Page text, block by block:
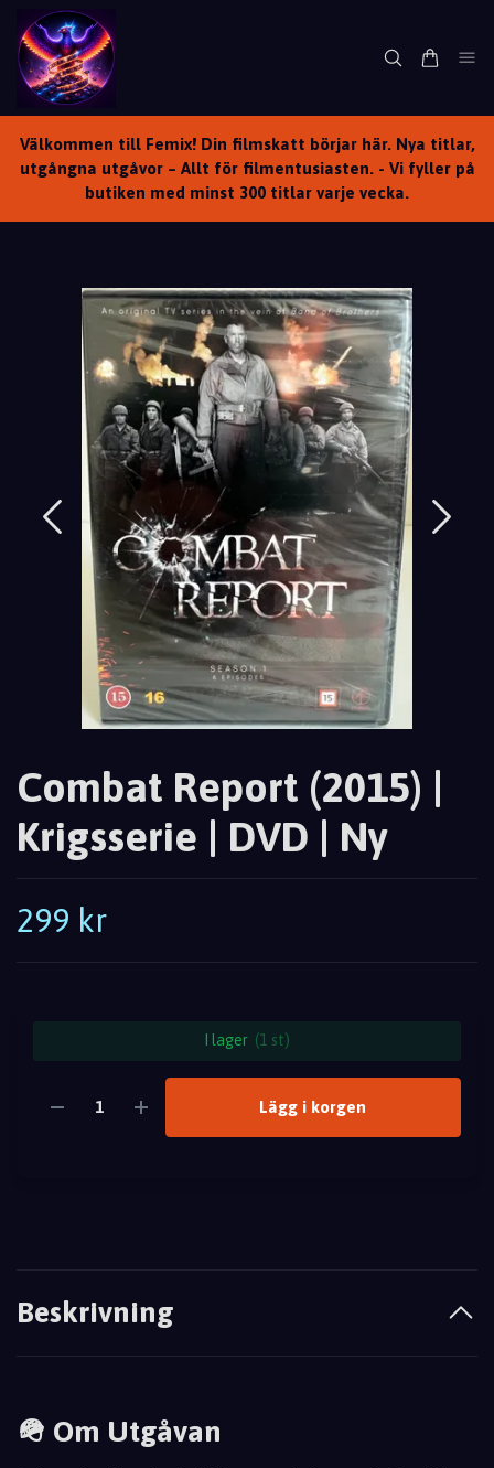
Välkommen till Femix! Din filmskatt börjar här. Nya titlar,
utgångna utgåvor – Allt för filmentusiasten. - Vi fyller på
butiken med minst 300 titlar varje vecka.
Combat Report (2015) |
Krigsserie | DVD | Ny
299 kr
I lager (1 st)
Lägg i korgen
Beskrivning
🪖 Om Utgåvan